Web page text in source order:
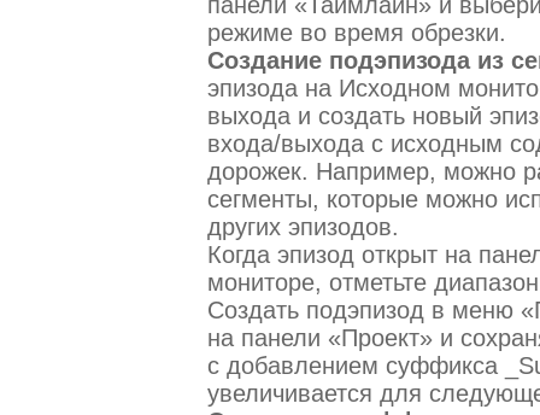
панели «Таймлайн» и
режиме во время обрезки.
Создание подэпизода из
эпизода на Исходном
выхода и создать новый
входа/выхода с исходным
дорожек. Например, можно
сегменты, которые можно
других эпизодов.
Когда эпизод открыт на
мониторе, отметьте
Создать подэпизод в меню
на панели «Проект» и
с добавлением суффикса
увеличивается для